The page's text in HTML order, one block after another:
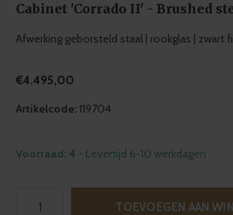
Cabinet 'Corrado II' - Brushed
Afwerking geborsteld staal | rookglas | zwart
€4.495,00
Artikelcode:119704
Voorraad: 4 - Levertijd 6-10 werkdagen
TOEVOEGEN AAN